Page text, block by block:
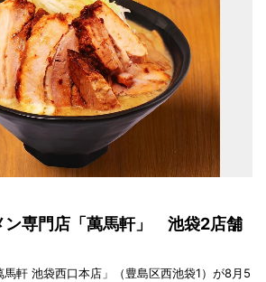
ン専門店「萬馬軒」 池袋2店舗
軒 池袋西口本店」（豊島区西池袋1）が8月5